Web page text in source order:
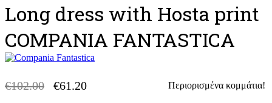
Long dress with Hosta print
COMPANIA FANTASTICA
€102.00
Original
€61.20
Η
Περιορισμένα κομμάτια!